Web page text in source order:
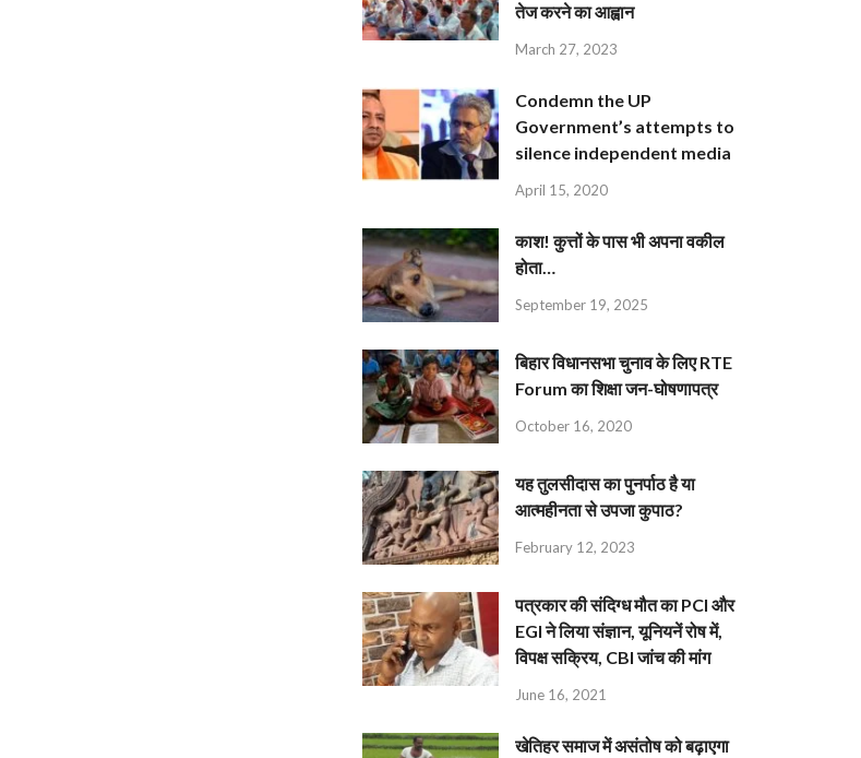
तेज करने का आह्वान
March 27, 2023
Condemn the UP
Government’s attempts to
silence independent media
April 15, 2020
काश! कुत्तों के पास भी अपना वकील
होता…
September 19, 2025
बिहार विधानसभा चुनाव के लिए RTE
Forum का शिक्षा जन-घोषणापत्र
October 16, 2020
यह तुलसीदास का पुनर्पाठ है या
आत्महीनता से उपजा कुपाठ?
February 12, 2023
पत्रकार की संदिग्ध मौत का PCI और
EGI ने लिया संज्ञान, यूनियनें रोष में,
विपक्ष सक्रिय, CBI जांच की मांग
June 16, 2021
खेतिहर समाज में असंतोष को बढ़ाएगा